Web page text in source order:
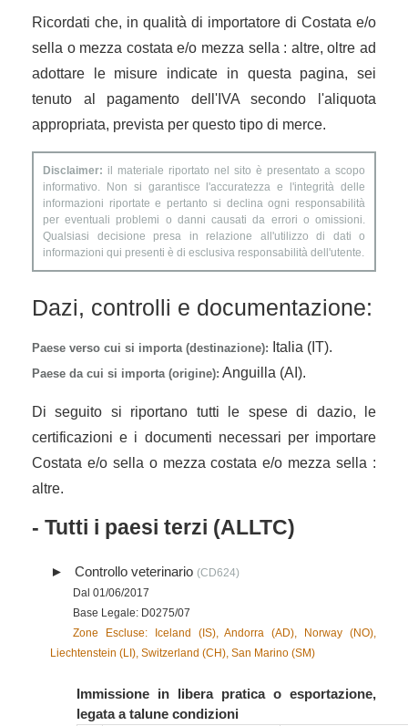
Ricordati che, in qualità di importatore di Costata e/o
sella o mezza costata e/o mezza sella : altre, oltre ad
adottare le misure indicate in questa pagina, sei
tenuto al pagamento dell'IVA secondo l'aliquota
appropriata, prevista per questo tipo di merce.
Disclaimer: il materiale riportato nel sito è presentato a scopo
informativo. Non si garantisce l'accuratezza e l'integrità delle
informazioni riportate e pertanto si declina ogni responsabilità
per eventuali problemi o danni causati da errori o omissioni.
Qualsiasi decisione presa in relazione all'utilizzo di dati o
informazioni qui presenti è di esclusiva responsabilità dell'utente.
Dazi, controlli e documentazione:
Paese verso cui si importa (destinazione): Italia (IT).
Paese da cui si importa (origine): Anguilla (AI).
Di seguito si riportano tutti le spese di dazio, le
certificazioni e i documenti necessari per importare
Costata e/o sella o mezza costata e/o mezza sella :
altre.
- Tutti i paesi terzi (ALLTC)
Controllo veterinario (CD624)
Dal 01/06/2017
Base Legale: D0275/07
Zone Escluse: Iceland (IS), Andorra (AD), Norway (NO),
Liechtenstein (LI), Switzerland (CH), San Marino (SM)
Immissione in libera pratica o esportazione,
legata a talune condizioni